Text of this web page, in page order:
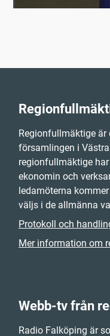
Regionfullmäktige
församlingen i
regionfullmäktige
ekonomin och
ledamöterna
väljs i de allmänna
Protokoll och
Mer information om
Webb-tv från
Radio Falköping är